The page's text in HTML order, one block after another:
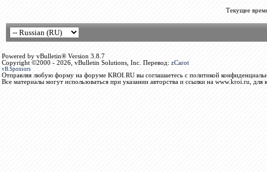
Текущее
Powered by vBulletin® Version 3.8.7
Copyright ©2000 - 2026, vBulletin Solutions, Inc. Перевод: zCarot
vB.Sponsors
Отправляя любую форму на форуме KROI.RU вы соглашаетесь с политикой
Все материалы могут использоваться при указании авторства и ссылки на www.kroi.ru, для